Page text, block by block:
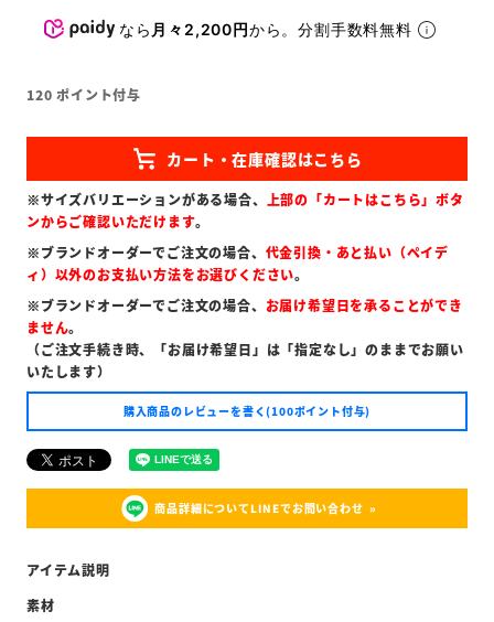
なら 月々2,200円から。分割手数料無料
120 ポイント付与
※サイズバリエーションがある場合、 上部の「カートはこちら」ボタ
ンからご確認いただけます。
※ブランドオーダーでご注文の場合、 代金引換・あと払い（ペイデ
ィ）以外のお支払い方法をお選びください。
※ブランドオーダーでご注文の場合、 お届け希望日を承ることができ
ません。
（ご注文手続き時、「お届け希望日」は「指定なし」のままでお願い
いたします）
購入商品のレビューを書く(100ポイント付与)
商品詳細についてLINEでお問い合わせ